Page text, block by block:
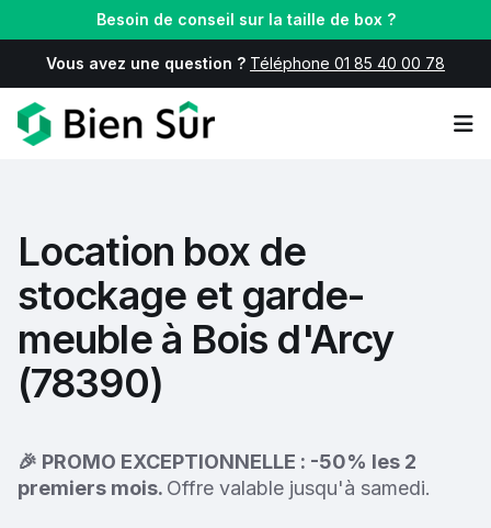
Besoin de conseil sur la taille de box ?
Vous avez une question ? Téléphone 01 85 40 00 78
Location box de
stockage et garde-
meuble à Bois d'Arcy
(78390)
🎉 PROMO EXCEPTIONNELLE : -50% les 2
premiers mois. Offre valable jusqu'à samedi.